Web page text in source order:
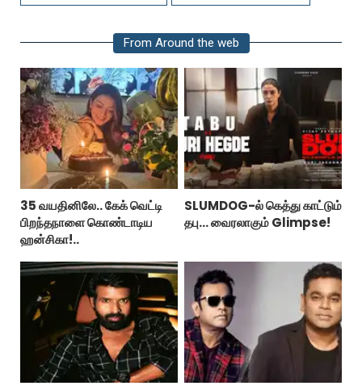
From Around the web
35 வயதினிலே.. கேக் வெட்டி
பிறந்தநாளை கொண்டாடிய
ஹன்சிகா!..
SLUMDOG-ல் கெத்து காட்டும்
தபு... வைரலாகும் Glimpse!